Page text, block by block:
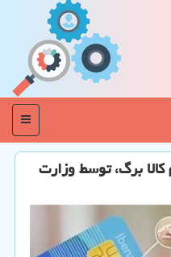
منو
کالا برگ، توسط وزارت